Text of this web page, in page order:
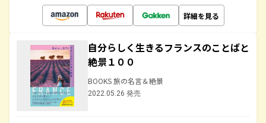
詳細を見る
自分らしく生きるフランスのことばと
絶景１００
BOOKS 旅の名言＆絶景
2022.05.26 発売